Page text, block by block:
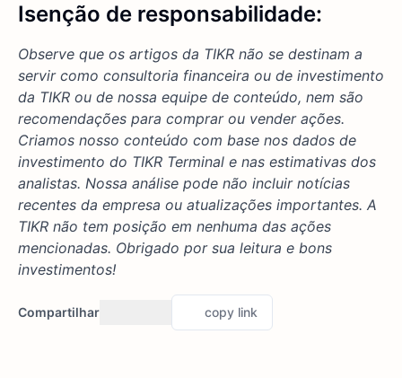
Isenção de responsabilidade:
Observe que os artigos da TIKR não se destinam a
servir como consultoria financeira ou de investimento
da TIKR ou de nossa equipe de conteúdo, nem são
recomendações para comprar ou vender ações.
Criamos nosso conteúdo com base nos dados de
investimento do TIKR Terminal e nas estimativas dos
analistas. Nossa análise pode não incluir notícias
recentes da empresa ou atualizações importantes. A
TIKR não tem posição em nenhuma das ações
mencionadas. Obrigado por sua leitura e bons
investimentos!
Compartilhar copy link